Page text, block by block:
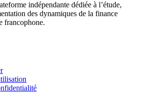
indépendante dédiée à l’étude,
des dynamiques de la finance
francophone.